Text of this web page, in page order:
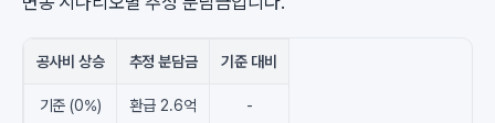
공사비 상승 추정 분담금 기준 대비
기준 (0%) 환급 2.6억 -